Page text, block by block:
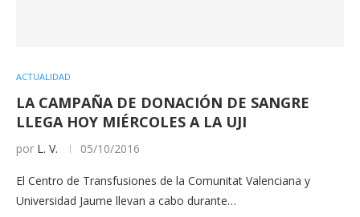
ACTUALIDAD
LA CAMPAÑA DE DONACIÓN DE SANGRE
LLEGA HOY MIÉRCOLES A LA UJI
por L. V. 05/10/2016
El Centro de Transfusiones de la Comunitat Valenciana y
Universidad Jaume llevan a cabo durante…